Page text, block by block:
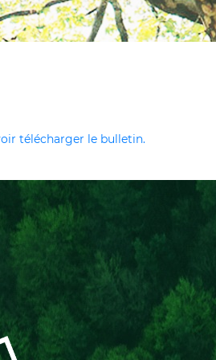
télécharger le bulletin.